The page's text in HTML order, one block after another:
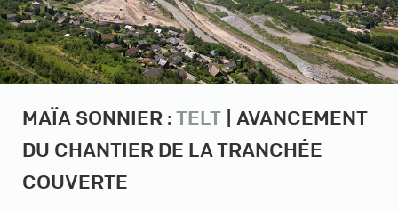
MAÏA SONNIER :TELT
| AVANCEMENT
DU CHANTIER DE LA TRANCHÉE
COUVERTE